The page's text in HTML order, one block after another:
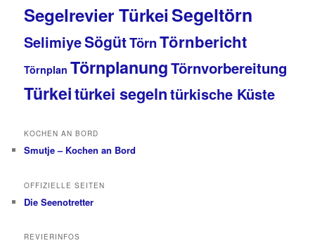
Segelrevier TürkeiSegeltörn
SelimiyeSögütTörnTörnbericht
Törnplan TörnplanungTörnvorbereitung
Türkeitürkei segelntürkische Küste
KOCHEN AN BORD
Smutje – Kochen an Bord
OFFIZIELLE SEITEN
Die Seenotretter
REVIERINFOS